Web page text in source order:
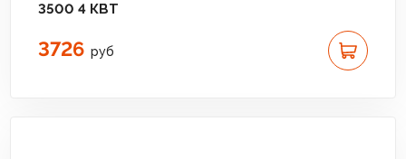
3500 4 КВТ
3726 руб